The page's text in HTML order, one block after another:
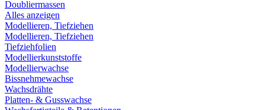
Doubliermassen
Alles anzeigen
Modellieren, Tiefziehen
Modellieren, Tiefziehen
Tiefziehfolien
Modellierkunststoffe
Modellierwachse
Bissnehmewachse
Wachsdrähte
Platten- & Gusswachse